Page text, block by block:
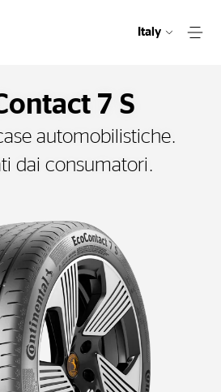
Italy
7 S
automobilistiche.
dai consumatori.